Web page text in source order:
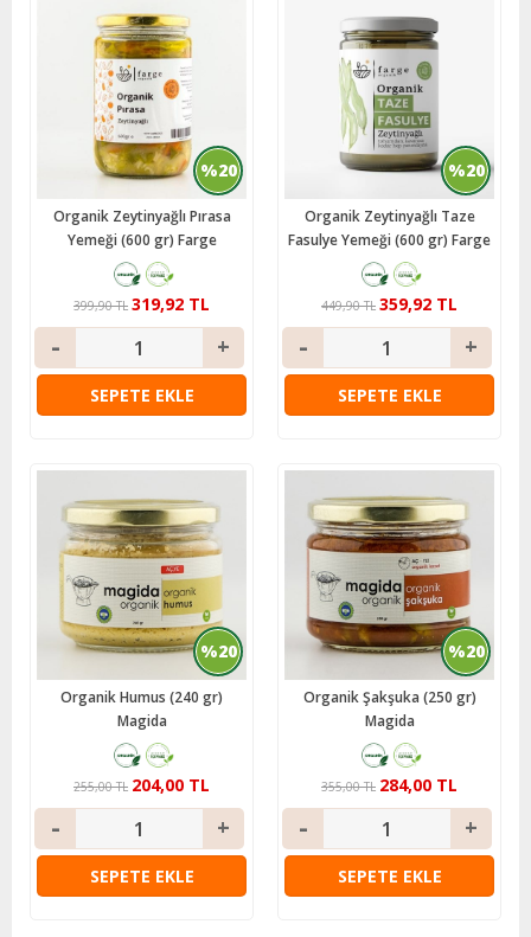
%20
Organik Zeytinyağlı Pırasa
Yemeği (600 gr) Farge
319,92 TL
399,90 TL
SEPETE EKLE
%20
Organik Zeytinyağlı Taze
Fasulye Yemeği (600 gr) Farge
359,92 TL
449,90 TL
SEPETE EKLE
%20
Organik Humus (240 gr)
Magida
204,00 TL
255,00 TL
SEPETE EKLE
%20
Organik Şakşuka (250 gr)
Magida
284,00 TL
355,00 TL
SEPETE EKLE